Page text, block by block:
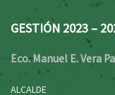
GESTIÓN 2023 –
Eco. Manuel E. Vera
ALCALDE